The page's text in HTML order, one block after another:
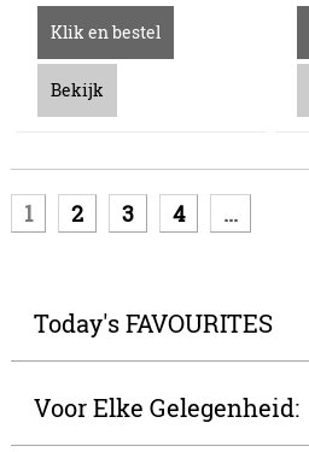
Klik en bestel
Bekijk
1 2 3 4 ...
Today's FAVOURITES
Voor Elke Gelegenheid: